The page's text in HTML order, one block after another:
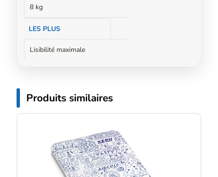
8 kg
LES PLUS
Lisibilité maximale
Produits similaires